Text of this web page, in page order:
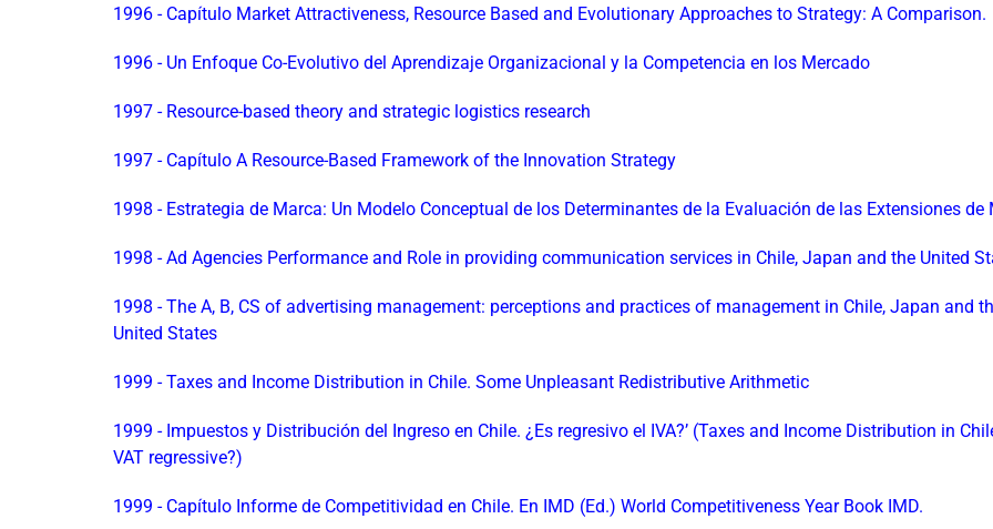
1996 - Capítulo Market Attractiveness, Resource Based and Evolutionary Approaches to Strategy: A Comparison.
1996 - Un Enfoque Co-Evolutivo del Aprendizaje Organizacional y la Competencia en los Mercado
1997 - Resource-based theory and strategic logistics research
1997 - Capítulo A Resource-Based Framework of the Innovation Strategy
1998 - Estrategia de Marca: Un Modelo Conceptual de los Determinantes de la Evaluación de las Extensiones de
1998 - Ad Agencies Performance and Role in providing communication services in Chile, Japan and the United
1998 - The A, B, CS of advertising management: perceptions and practices of management in Chile, Japan and
United States
1999 - Taxes and Income Distribution in Chile. Some Unpleasant Redistributive Arithmetic
1999 - Impuestos y Distribución del Ingreso en Chile. ¿Es regresivo el IVA?’ (Taxes and Income Distribution in
VAT regressive?)
1999 - Capítulo Informe de Competitividad en Chile. En IMD (Ed.) World Competitiveness Year Book IMD.